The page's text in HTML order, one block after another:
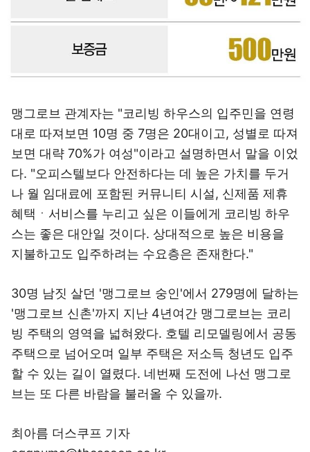
맹그로브 관계자는 "코리빙 하우스의 입주민을 연령
대로 따져보면 10명 중 7명은 20대이고, 성별로 따져
보면 대략 70%가 여성"이라고 설명하면서 말을 이었
다. "오피스텔보다 안전하다는 데 높은 가치를 두거
나 월 임대료에 포함된 커뮤니티 시설, 신제품 제휴
혜택ㆍ서비스를 누리고 싶은 이들에게 코리빙 하우
스는 좋은 대안일 것이다. 상대적으로 높은 비용을
지불하고도 입주하려는 수요층은 존재한다."
30명 남짓 살던 '맹그로브 숭인'에서 279명에 달하는
'맹그로브 신촌'까지 지난 4년여간 맹그로브는 코리
빙 주택의 영역을 넓혀왔다. 호텔 리모델링에서 공동
주택으로 넘어오며 일부 주택은 저소득 청년도 입주
할 수 있는 길이 열렸다. 네번째 도전에 나선 맹그로
브는 또 다른 바람을 불러올 수 있을까.
최아름 더스쿠프 기자